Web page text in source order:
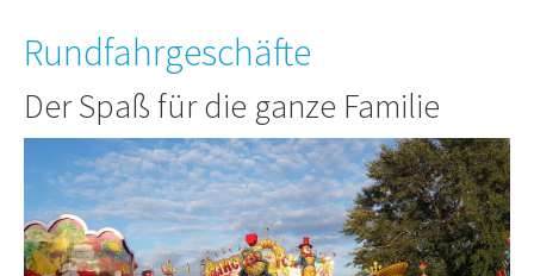
Rundfahrgeschäfte
Der Spaß für die ganze Familie